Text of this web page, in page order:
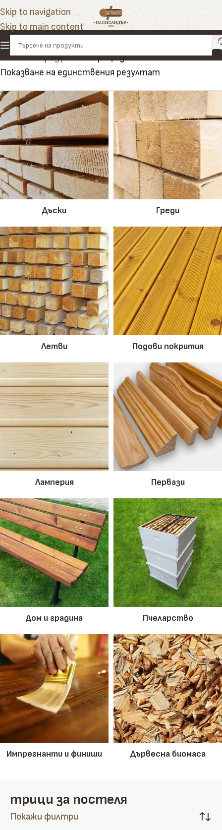
Skip to navigation
Skip to main content
Начало»Продукти»трици за постеля
Показване на единствения резултат
Дъски Греди
Летви Подови покрития
Ламперия Первази
Дом и градина Пчеларство
Импрегнанти и финиши Дървесна биомаса
трици за постеля
Покажи филтри